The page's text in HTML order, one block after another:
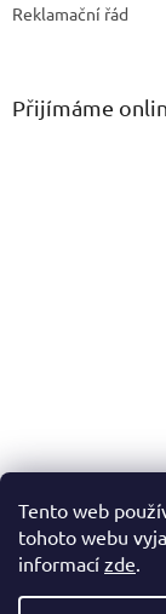
Tento web
tohoto webu
informací zde.
Reklamační řád
Přijímáme